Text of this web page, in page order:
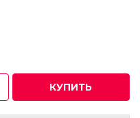
КУПИТЬ